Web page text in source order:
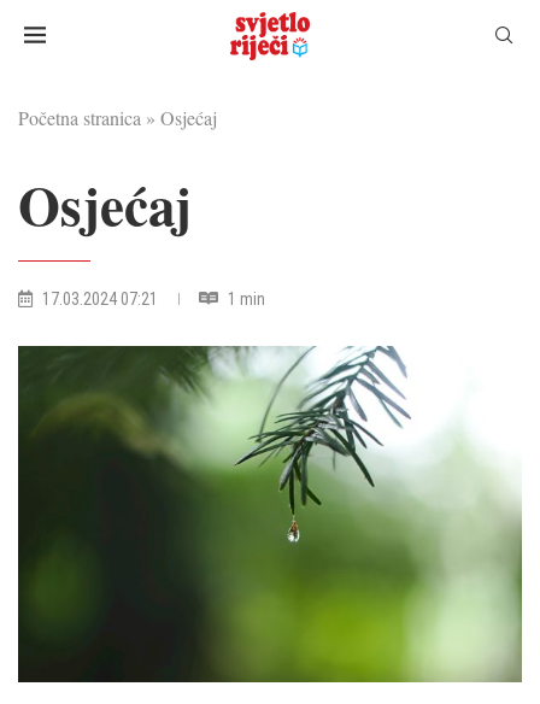
Početna stranica » Osjećaj
Osjećaj
17.03.2024 07:21 1 min